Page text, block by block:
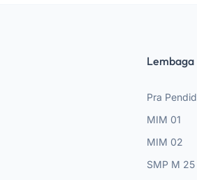
Lembaga
Pra
MIM 01
MIM 02
SMP M 25